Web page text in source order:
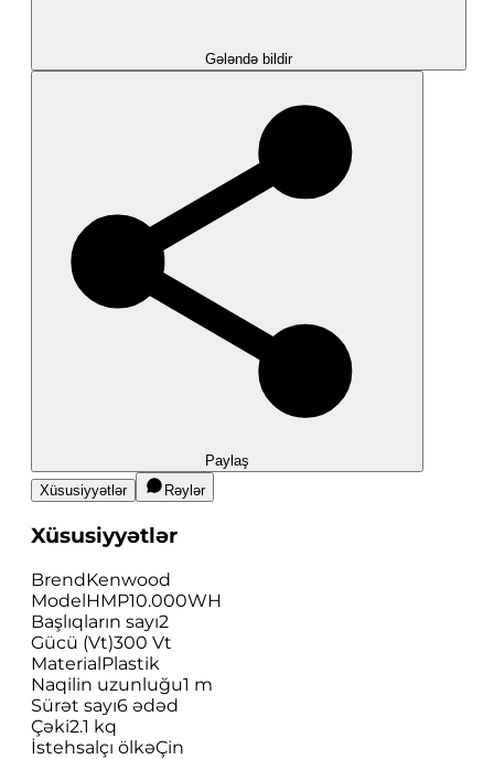
Gələndə bildir
Paylaş
Xüsusiyyətlər
Rəylər
Xüsusiyyətlər
BrendKenwood
ModelHMP10.000WH
Başlıqların sayı2
Gücü (Vt)300 Vt
MaterialPlastik
Naqilin uzunluğu1 m
Sürət sayı6 ədəd
Çəki2.1 kq
İstehsalçı ölkəÇin